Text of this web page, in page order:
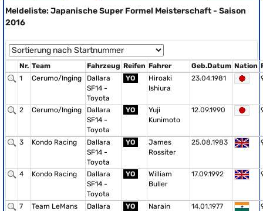
Meldeliste: Japanische Super Formel Meisterschaft - Saison
2016
Nr. Team Fahrzeug Reifen Fahrer Geb.Datum Nation
1
Cerumo/Inging
Dallara
SF14 -
Toyota
YO
Hiroaki
Ishiura
23.04.1981
2 Cerumo/Inging
Dallara
SF14 -
Toyota
YO
Yuji
Kunimoto
12.09.1990
3 Kondo Racing
Dallara
SF14 -
Toyota
YO
James
Rossiter
25.08.1983
4 Kondo Racing
Dallara
SF14 -
Toyota
YO
William
Buller
17.09.1992
7 Team LeMans
Dallara
YO
Narain
14.01.1977